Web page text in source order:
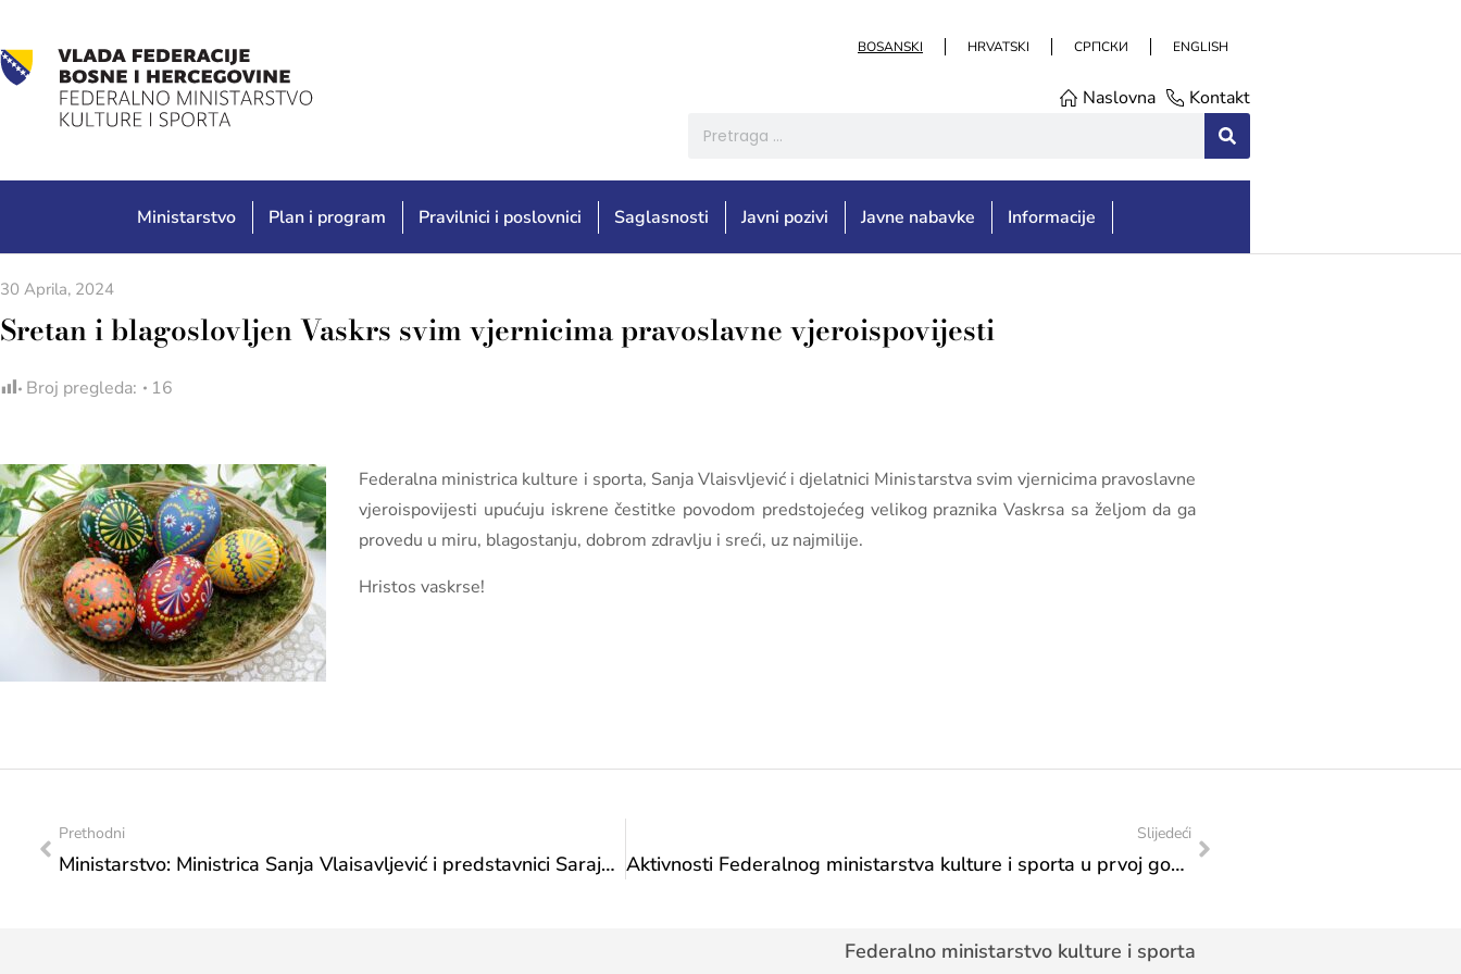
BOSANSKI HRVATSKI СРПСКИ ENGLISH
Naslovna Kontakt
Ministarstvo Plan i program Pravilnici i poslovnici Saglasnosti Javni pozivi Javne nabavke Informacije
30 Aprila, 2024
Sretan i blagoslovljen Vaskrs svim vjernicima pravoslavne vjeroispovijesti
Broj pregleda: 16
Federalna ministrica kulture i sporta, Sanja Vlaisvljević i djelatnici Ministarstva svim vjernicima pravoslavne
vjeroispovijesti upućuju iskrene čestitke povodom predstojećeg velikog praznika Vaskrsa sa željom da ga
provedu u miru, blagostanju, dobrom zdravlju i sreći, uz najmilije.
Hristos vaskrse!
Prethodni
Ministarstvo: Ministrica Sanja Vlaisavljević i predstavnici Sarajevo Film Festivala razgovarali o predstojećem 30. izdanju ove prestižne filmske smotre
Slijedeći
Aktivnosti Federalnog ministarstva kulture i sporta u prvoj godini mandata nove Vlade FBiH
Federalno ministarstvo kulture i sporta